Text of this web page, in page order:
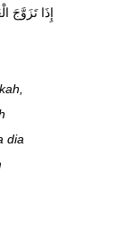
إِذَا تَزَوَّجَ
dia